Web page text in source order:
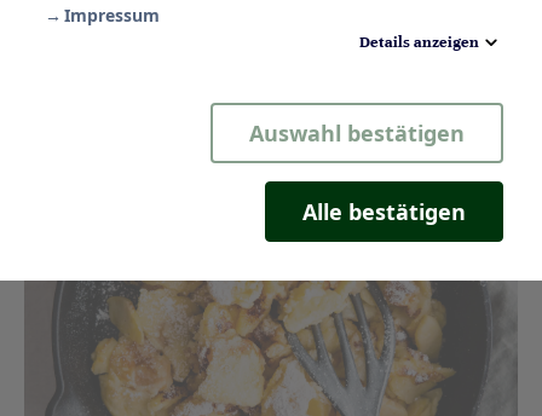
Impressum
Details anzeigen
Auswahl bestätigen
Alle bestätigen